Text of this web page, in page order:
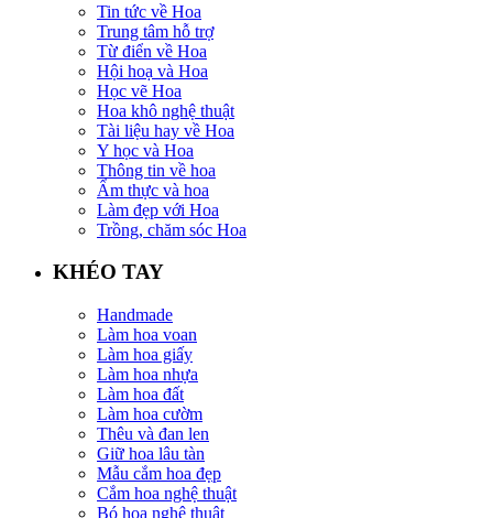
Tin tức về Hoa
Trung tâm hỗ trợ
Từ điển về Hoa
Hội hoạ và Hoa
Học vẽ Hoa
Hoa khô nghệ thuật
Tài liệu hay về Hoa
Y học và Hoa
Thông tin về hoa
Ẩm thực và hoa
Làm đẹp với Hoa
Trồng, chăm sóc Hoa
KHÉO TAY
Handmade
Làm hoa voan
Làm hoa giấy
Làm hoa nhựa
Làm hoa đất
Làm hoa cườm
Thêu và đan len
Giữ hoa lâu tàn
Mẫu cắm hoa đẹp
Cắm hoa nghệ thuật
Bó hoa nghệ thuật